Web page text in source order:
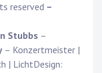
reserved –
Stubbs –
– Konzertmeister |
| LichtDesign: